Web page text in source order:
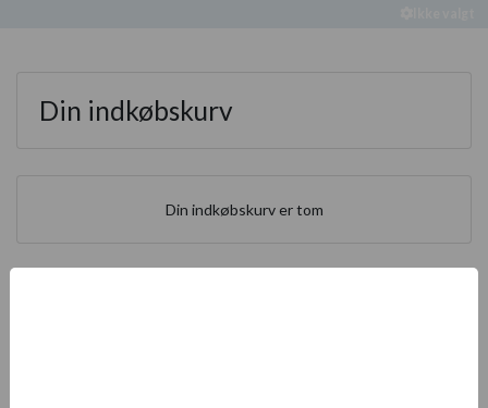
Din indkøbskurv
Din indkøbskurv er tom